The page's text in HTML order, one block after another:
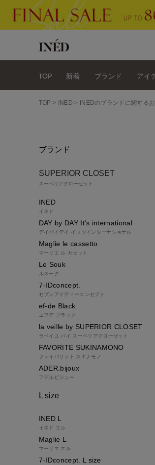
TOP 新着 ブランド アイ
TOP INED INEDのブランドに関する
ブランド
SUPERIOR CLOSET
スーペリアクローゼット
INED
イネド
DAY by DAY It's international
デイバイデイ イッツインターナショナル
Maglie le cassetto
マーリエ ル カセット
Le Souk
ルスーク
7-IDconcept.
セブンアイディーコンセプト
ef-de Black
エフデ ブラック
la veille by SUPERIOR CLOSET
ラベイユ バイ スーペリアクローゼット
FAVORITE SUKINAMONO
フェイバリット スキナモノ
ADER.bijoux
アデルビジュー
L size
INED L
イネド エル
Maglie L
マーリエ エル
7-IDconcept. L size